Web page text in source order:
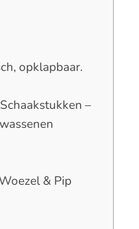
opklapbaar.
–
& Pip